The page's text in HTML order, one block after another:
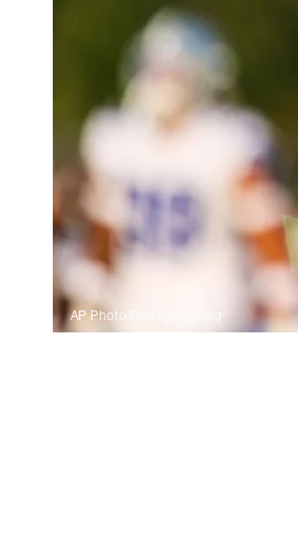
AP Photo/Ben Liebenberg